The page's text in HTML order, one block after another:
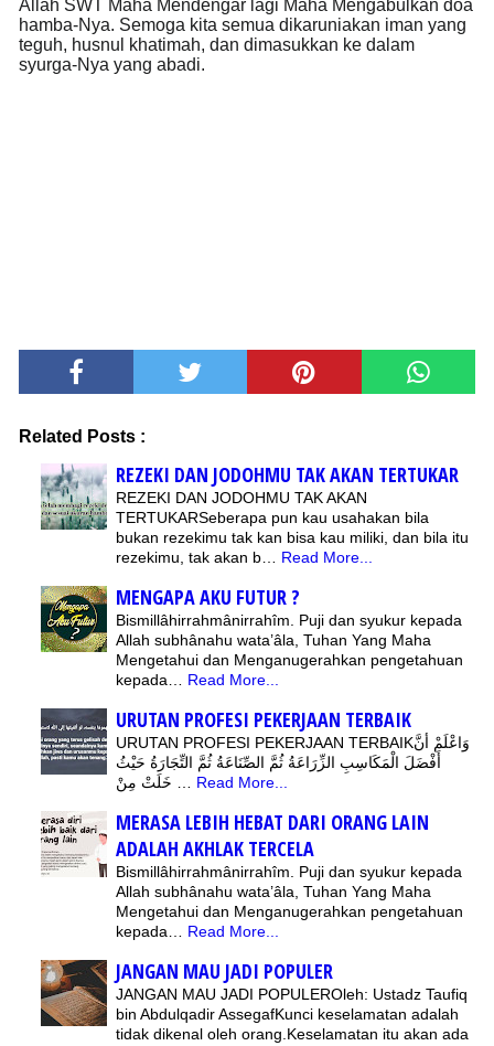
Allah SWT Maha Mendengar lagi Maha Mengabulkan doa
hamba-Nya. Semoga kita semua dikaruniakan iman yang
teguh, husnul khatimah, dan dimasukkan ke dalam
syurga-Nya yang abadi.
Related Posts :
REZEKI DAN JODOHMU TAK AKAN TERTUKAR
REZEKI DAN JODOHMU TAK AKAN
TERTUKARSeberapa pun kau usahakan bila
bukan rezekimu tak kan bisa kau miliki, dan bila itu
rezekimu, tak akan b…
Read More...
MENGAPA AKU FUTUR ?
Bismillâhirrahmânirrahîm. Puji dan syukur kepada
Allah subhânahu wata’âla, Tuhan Yang Maha
Mengetahui dan Menganugerahkan pengetahuan
kepada…
Read More...
URUTAN PROFESI PEKERJAAN TERBAIK
URUTAN PROFESI PEKERJAAN TERBAIKوَاعْلَمْ أَنَّ
أَفْضَلَ الْمَكَاسِبِ الزِّرَاعَةُ ثُمَّ الصِّنَاعَةُ ثُمَّ التِّجَارَةُ حَيْثُ
Read More...
MERASA LEBIH HEBAT DARI ORANG LAIN
ADALAH AKHLAK TERCELA
Bismillâhirrahmânirrahîm. Puji dan syukur kepada
Allah subhânahu wata’âla, Tuhan Yang Maha
Mengetahui dan Menganugerahkan pengetahuan
kepada…
Read More...
JANGAN MAU JADI POPULER
JANGAN MAU JADI POPULEROleh: Ustadz Taufiq
bin Abdulqadir AssegafKunci keselamatan adalah
tidak dikenal oleh orang.Keselamatan itu akan ada